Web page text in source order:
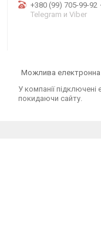
+380 (99) 705-99-92
Telegram и Viber
У компанії
покидаючи сайту.